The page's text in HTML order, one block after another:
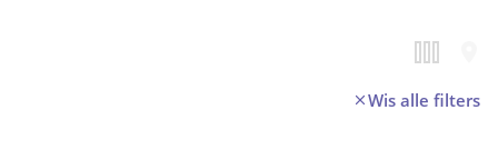
Wis alle filters